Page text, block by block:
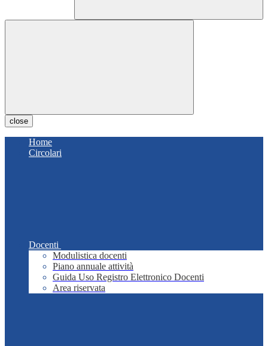
close
Home
Circolari
Docenti
Modulistica docenti
Piano annuale attività
Guida Uso Registro Elettronico Docenti
Area riservata